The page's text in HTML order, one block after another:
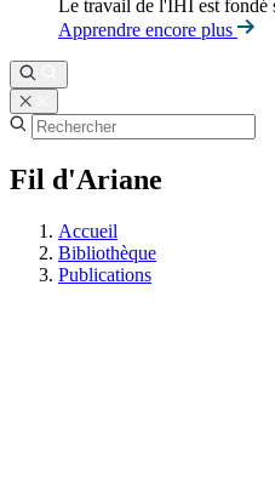
Le travail de l'IHI est fondé
Apprendre encore plus
Fil d'Ariane
Accueil
Bibliothèque
Publications